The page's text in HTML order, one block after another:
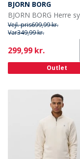
BJORN BORG
Vejl. pris699,99 kr.
Var349,99 kr.
Current
299,99 kr.
Outlet